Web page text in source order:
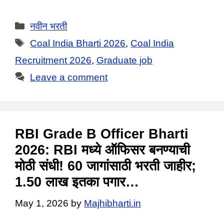
Categories
नवीन भरती
Tags
Coal India Bharti 2026, Coal India
Recruitment 2026, Graduate job
Leave a comment
RBI Grade B Officer Bharti
2026: RBI मध्ये ऑफिसर बनण्याची
मोठी संधी! 60 जागांसाठी भरती जाहीर;
1.50 लाख इतका पगार…
May 1, 2026 by Majhibharti.in